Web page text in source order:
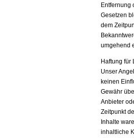
Entfernung
Gesetzen
dem
umgehend
Haftung für
Unser
keinen
Gewähr
Anbieter
Zeitpunkt
Inhalte
inhaltliche